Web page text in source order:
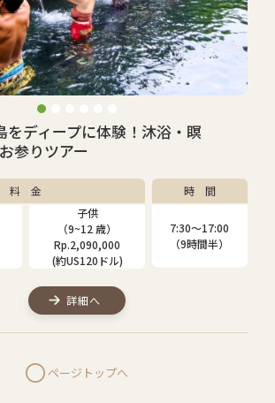
をディープに体験！沐浴・瞑
参りツアー
料 金
子供
（9~12 歳）
Rp.2,090,000
(約US120ドル)
時 間
7:30〜17:00
（9時間半）
詳細へ
ページトップへ